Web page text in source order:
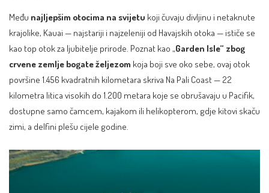
Među najljepšim otocima na svijetu koji čuvaju divljinu i netaknute
krajolike, Kauai — najstariji i najzeleniji od Havajskih otoka — ističe se
kao top otok za ljubitelje prirode. Poznat kao „Garden Isle“ zbog
crvene zemlje bogate željezom koja boji sve oko sebe, ovaj otok
površine 1.456 kvadratnih kilometara skriva Na Pali Coast — 22
kilometra litica visokih do 1.200 metara koje se obrušavaju u Pacifik,
dostupne samo čamcem, kajakom ili helikopterom, gdje kitovi skaču
zimi, a delfini plešu cijele godine.